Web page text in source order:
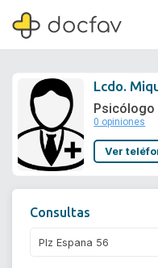
Lcdo.
Psicólogo
0 opiniones
Ver
Consultas